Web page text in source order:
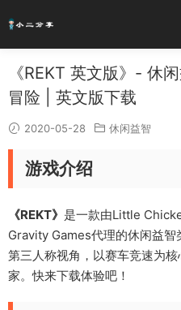
《REKT 英文版》- 休
冒险 | 英文版下载
2020-05-28 休闲益智
游戏介绍
《REKT》 是一款由Little
Gravity Games代理的休闲益
第三人称视角，以赛车竞速为
家。快来下载体验吧！